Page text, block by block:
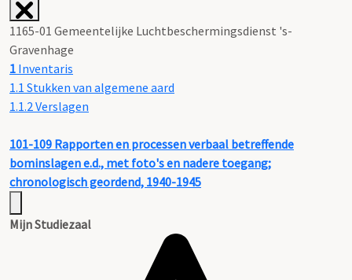
1165-01 Gemeentelijke Luchtbeschermingsdienst 's-
Gravenhage
1 Inventaris
1.1 Stukken van algemene aard
1.1.2 Verslagen
101-109 Rapporten en processen verbaal betreffende
bominslagen e.d., met foto's en nadere toegang;
chronologisch geordend, 1940-1945
Mijn Studiezaal